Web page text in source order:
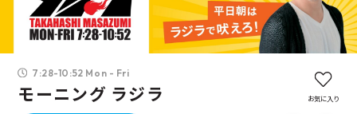
7:28-10:52 Mon - Fri
モーニング ラジラ お気に入り